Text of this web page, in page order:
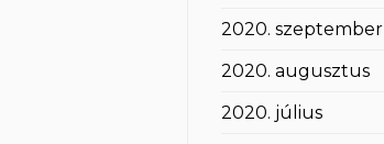
2020. szeptember
2020. augusztus
2020. július